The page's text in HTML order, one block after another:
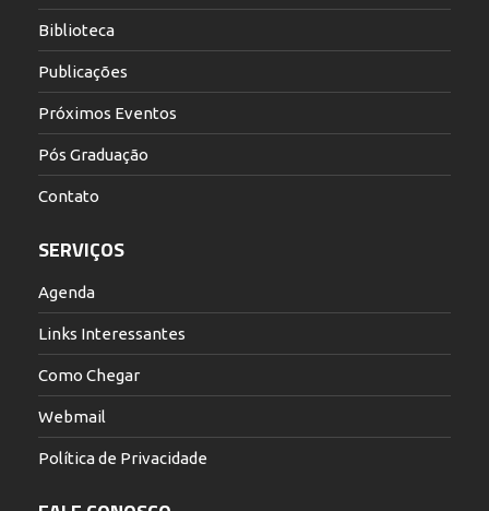
Biblioteca
Publicações
Próximos Eventos
Pós Graduação
Contato
SERVIÇOS
Agenda
Links Interessantes
Como Chegar
Webmail
Política de Privacidade